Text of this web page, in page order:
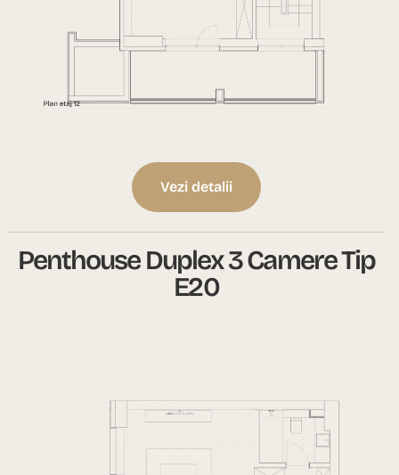
Vezi detalii
Penthouse Duplex 3 Camere Tip
E20